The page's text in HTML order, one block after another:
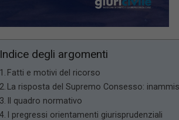
Indice degli argomenti
Fatti e motivi del ricorso
La risposta del Supremo Consesso:
Il quadro normativo
I pregressi orientamenti giurisprudenziali